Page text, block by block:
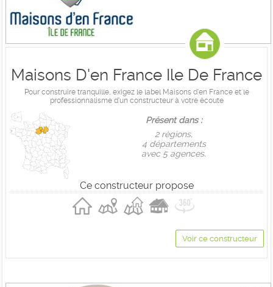
Maisons D'en France Ile De France
Pour construire tranquille, exigez le label Maisons d'en France et le
professionnalisme d'un constructeur à votre écoute
Présent dans :
2 règions,
4 départements
avec 5 agences.
Ce constructeur propose
Voir ce constructeur